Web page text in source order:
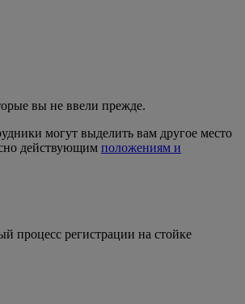
вы не ввели прежде.
могут выделить вам другое место
действующим положениям и
процесс регистрации на стойке